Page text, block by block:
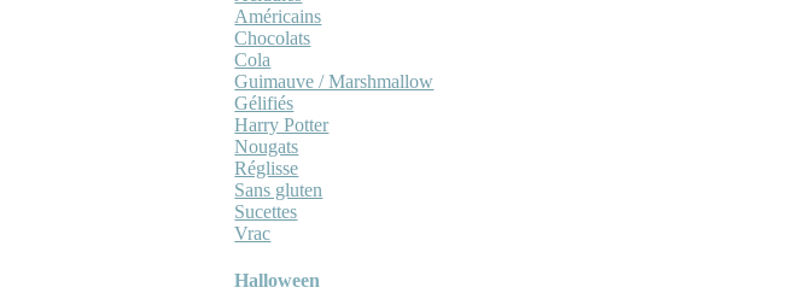
Américains
Chocolats
Cola
Guimauve / Marshmallow
Gélifiés
Harry Potter
Nougats
Réglisse
Sans gluten
Sucettes
Vrac
Halloween